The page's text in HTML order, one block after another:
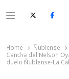
Menu
Home
Ñublense
Cancha del Nelson
duelo Ñublense-La